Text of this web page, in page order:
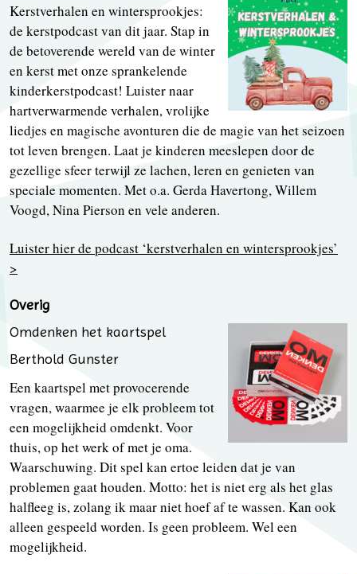
Kerstverhalen en wintersprookjes:
de kerstpodcast van dit jaar. Stap in
de betoverende wereld van de winter
en kerst met onze sprankelende
kinderkerstpodcast! Luister naar
hartverwarmende verhalen, vrolijke
liedjes en magische avonturen die de magie van het seizoen
tot leven brengen. Laat je kinderen meeslepen door de
gezellige sfeer terwijl ze lachen, leren en genieten van
speciale momenten. Met o.a. Gerda Havertong, Willem
Voogd, Nina Pierson en vele anderen.
Luister hier de podcast ‘kerstverhalen en wintersprookjes’
>
Overig
Omdenken het kaartspel
Berthold Gunster
Een kaartspel met provocerende
vragen, waarmee je elk probleem tot
een mogelijkheid omdenkt. Voor
thuis, op het werk of met je oma.
Waarschuwing. Dit spel kan ertoe leiden dat je van
problemen gaat houden. Motto: het is niet erg als het glas
halfleeg is, zolang ik maar niet hoef af te wassen. Kan ook
alleen gespeeld worden. Is geen probleem. Wel een
mogelijkheid.